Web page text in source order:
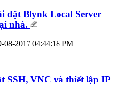
đặt Blynk Local Server
nhà.
08-2017 04:44:18 PM
SSH, VNC và thiết lập IP